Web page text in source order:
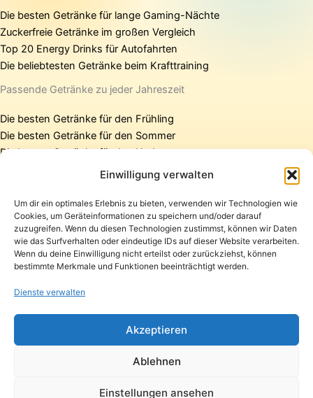
Einwilligung verwalten
Um dir ein optimales Erlebnis zu bieten, verwenden wir Technologien wie
Cookies, um Geräteinformationen zu speichern und/oder darauf
zuzugreifen. Wenn du diesen Technologien zustimmst, können wir Daten
wie das Surfverhalten oder eindeutige IDs auf dieser Website verarbeiten.
Wenn du deine Einwilligung nicht erteilst oder zurückziehst, können
bestimmte Merkmale und Funktionen beeinträchtigt werden.
Dienste verwalten
Akzeptieren
Ablehnen
Einstellungen ansehen
Die besten Getränke für lange Gaming-Nächte
Zuckerfreie Getränke im großen Vergleich
Top 20 Energy Drinks für Autofahrten
Die beliebtesten Getränke beim Krafttraining
Passende Getränke zu jeder Jahreszeit
Die besten Getränke für den Frühling
Die besten Getränke für den Sommer
Die besten Getränke für den Herbst
Die besten Getränke für den Winter
Startseite
Presse
Kontakt / Support
Datenschutzerklärung
Copyright © 2026 Pfandpirat | Präsentiert vonZimmermanns
Internet & PR-Beratung